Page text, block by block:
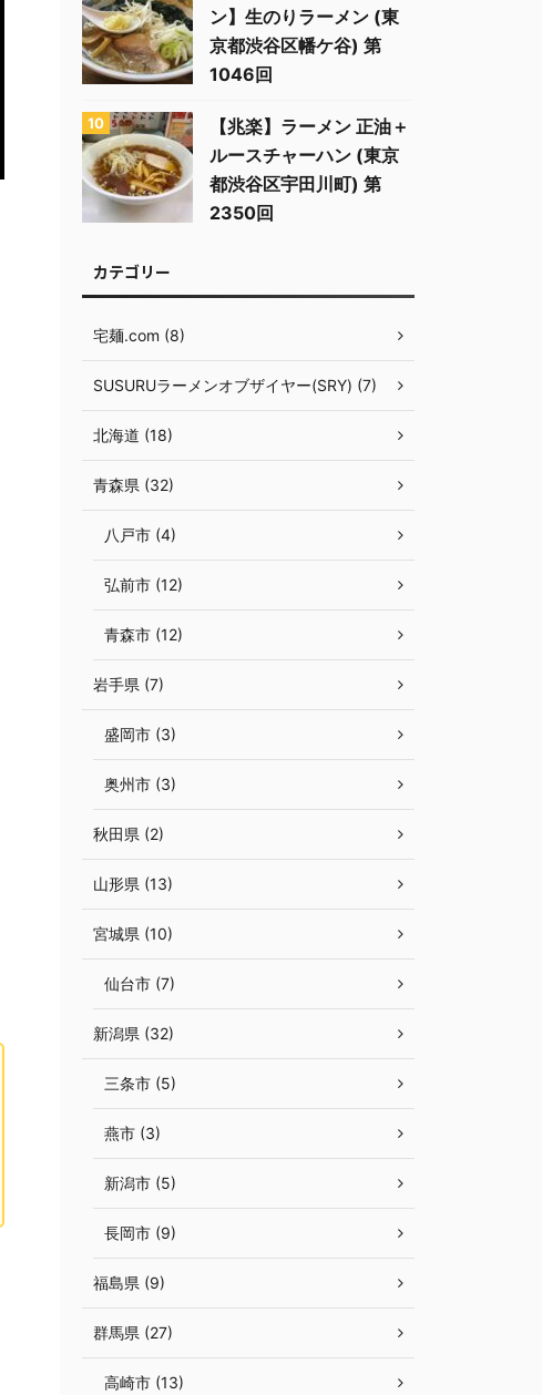
ン】生のりラーメン (東
京都渋谷区幡ケ谷) 第
1046回
【兆楽】ラーメン 正油＋
ルースチャーハン (東京
都渋谷区宇田川町) 第
2350回
カテゴリー
宅麺.com (8)
SUSURUラーメンオブザイヤー(SRY) (7)
北海道 (18)
青森県 (32)
八戸市 (4)
弘前市 (12)
青森市 (12)
岩手県 (7)
盛岡市 (3)
奥州市 (3)
秋田県 (2)
山形県 (13)
宮城県 (10)
仙台市 (7)
新潟県 (32)
三条市 (5)
燕市 (3)
新潟市 (5)
長岡市 (9)
福島県 (9)
群馬県 (27)
高崎市 (13)